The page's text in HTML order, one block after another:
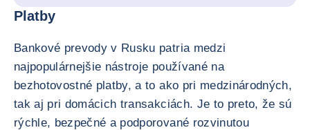
Platby
Bankové prevody v Rusku patria medzi
najpopulárnejšie nástroje používané na
bezhotovostné platby, a to ako pri medzinárodných,
tak aj pri domácich transakciách. Je to preto, že sú
rýchle, bezpečné a podporované rozvinutou